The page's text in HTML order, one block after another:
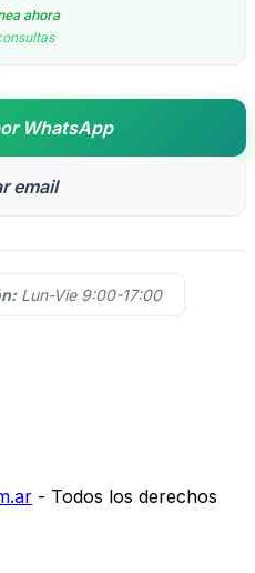
ahora
WhatsApp
email
Lun-Vie 9:00-17:00
- Todos los derechos